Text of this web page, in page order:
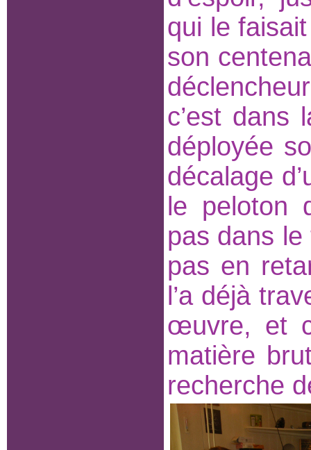
qui le
son
c’est dans
déployée
décalage
le peloton
pas dans le
pas en
l’a déjà
œuvre, et
matière
recherche